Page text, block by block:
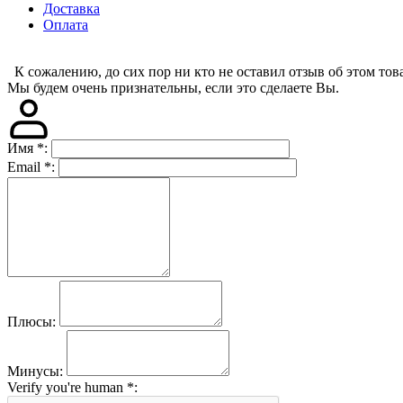
Доставка
Оплата
К сожалению, до сих пор ни кто не оставил отзыв об этом
Мы будем очень признательны, если это сделаете Вы.
Имя *:
Email *:
Плюсы:
Минусы:
Verify you're human *: